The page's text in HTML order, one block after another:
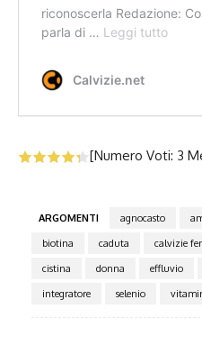
[Numero Voti: 3
ARGOMENTI agnocasto
biotina
caduta calvizie
cistina
donna effluvio
integratore
selenio